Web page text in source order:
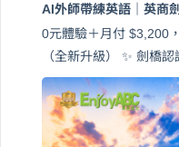
AI外師帶練英語｜英商
0元體驗＋月付 $3,200
（全新升級） ✨ 劍橋